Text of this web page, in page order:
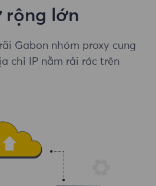
rộng lớn
Gabon nhóm proxy cung
chỉ IP nằm rải rác trên